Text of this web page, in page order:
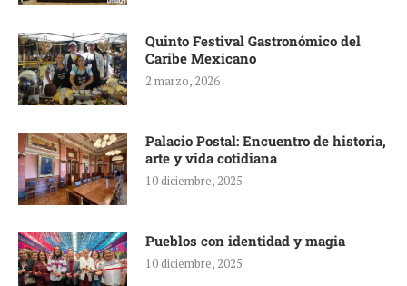
Quinto Festival Gastronómico del
Caribe Mexicano
2 marzo, 2026
Palacio Postal: Encuentro de historia,
arte y vida cotidiana
10 diciembre, 2025
Pueblos con identidad y magia
10 diciembre, 2025